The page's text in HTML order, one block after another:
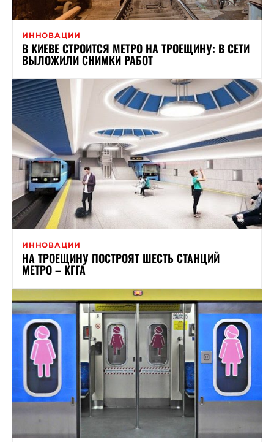
ИННОВАЦИИ
В КИЕВЕ СТРОИТСЯ МЕТРО НА ТРОЕЩИНУ: В СЕТИ
ВЫЛОЖИЛИ СНИМКИ РАБОТ
ИННОВАЦИИ
НА ТРОЕЩИНУ ПОСТРОЯТ ШЕСТЬ СТАНЦИЙ
МЕТРО – КГГА